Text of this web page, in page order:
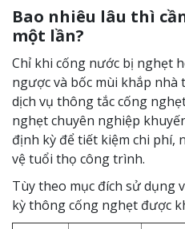
Bao nhiêu lâu thì
một lần?
Chỉ khi cống nước bị nghẹt
ngược và bốc mùi khắp
dịch vụ thông tắc cống
nghẹt chuyên nghiệp
định kỳ để tiết kiệm chi phí,
vệ tuổi thọ công trình.
Tùy theo mục đích sử dụng
kỳ thông cống nghẹt được